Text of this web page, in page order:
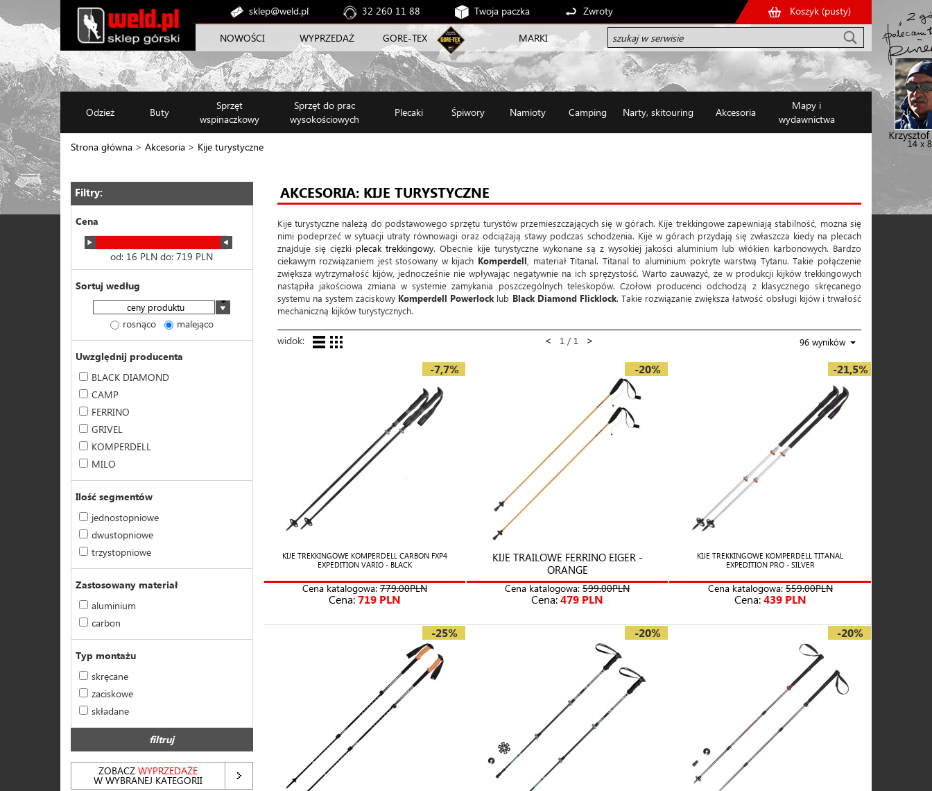
sklep@weld.pl 32 260 11 88 Twoja paczka Zwroty Koszyk (pusty)
NOWOŚCI WYPRZEDAŻ GORE-TEX MARKI
Odzież Buty
Sprzęt
wspinaczkowy
Sprzęt do prac
wysokościowych
Plecaki Śpiwory Namioty Camping Narty, skitouring Akcesoria
Mapy i
wydawnictwa
Strona główna > Akcesoria > Kije turystyczne
Filtry:
Cena
od: 16 PLN do:719 PLN
Sortuj według
ceny produktu
rosnąco malejąco
Uwzględnij producenta
BLACK DIAMOND
CAMP
FERRINO
GRIVEL
KOMPERDELL
MILO
Ilość segmentów
jednostopniowe
dwustopniowe
trzystopniowe
Zastosowany materiał
aluminium
carbon
Typ montażu
skręcane
zaciskowe
składane
filtruj
ZOBACZWYPRZEDAŻE
W WYBRANEJ KATEGORII
AKCESORIA: KIJE TURYSTYCZNE
Kije turystyczne należą do podstawowego sprzętu turystów przemieszczających się w górach. Kije trekkingowe zapewniają stabilność, można się
nimi podeprzeć w sytuacji utraty równowagi oraz odciążają stawy podczas schodzenia. Kije w górach przydają się zwłaszcza kiedy na plecach
znajduje się ciężki plecak trekkingowy. Obecnie kije turystyczne wykonane są z wysokiej jakości aluminium lub włókien karbonowych. Bardzo
ciekawym rozwiązaniem jest stosowany w kijach Komperdell , materiał Titanal. Titanal to aluminium pokryte warstwą Tytanu. Takie połączenie
zwiększa wytrzymałość kijów, jednocześnie nie wpływając negatywnie na ich sprężystość. Warto zauważyć, że w produkcji kijków trekkingowych
nastąpiła jakościowa zmiana w systemie zamykania poszczególnych teleskopów. Czołowi producenci odchodzą z klasycznego skręcanego
systemu na system zaciskowy Komperdell Powerlock lub Black Diamond Flicklock. Takie rozwiązanie zwiększa łatwość obsługi kijów i trwałość
mechaniczną kijków turystycznych.
widok: < 1 / 1 > 96 wyników
-7,7%
KIJE TREKKINGOWE KOMPERDELL CARBON FXP4
EXPEDITION VARIO - BLACK
Cena katalogowa:779.00PLN
Cena:719 PLN
-20%
KIJE TRAILOWE FERRINO EIGER -
ORANGE
Cena katalogowa:599.00PLN
Cena:479 PLN
-21,5%
KIJE TREKKINGOWE KOMPERDELL TITANAL
EXPEDITION PRO - SILVER
Cena katalogowa:559.00PLN
Cena:439 PLN
-25% -20% -20%